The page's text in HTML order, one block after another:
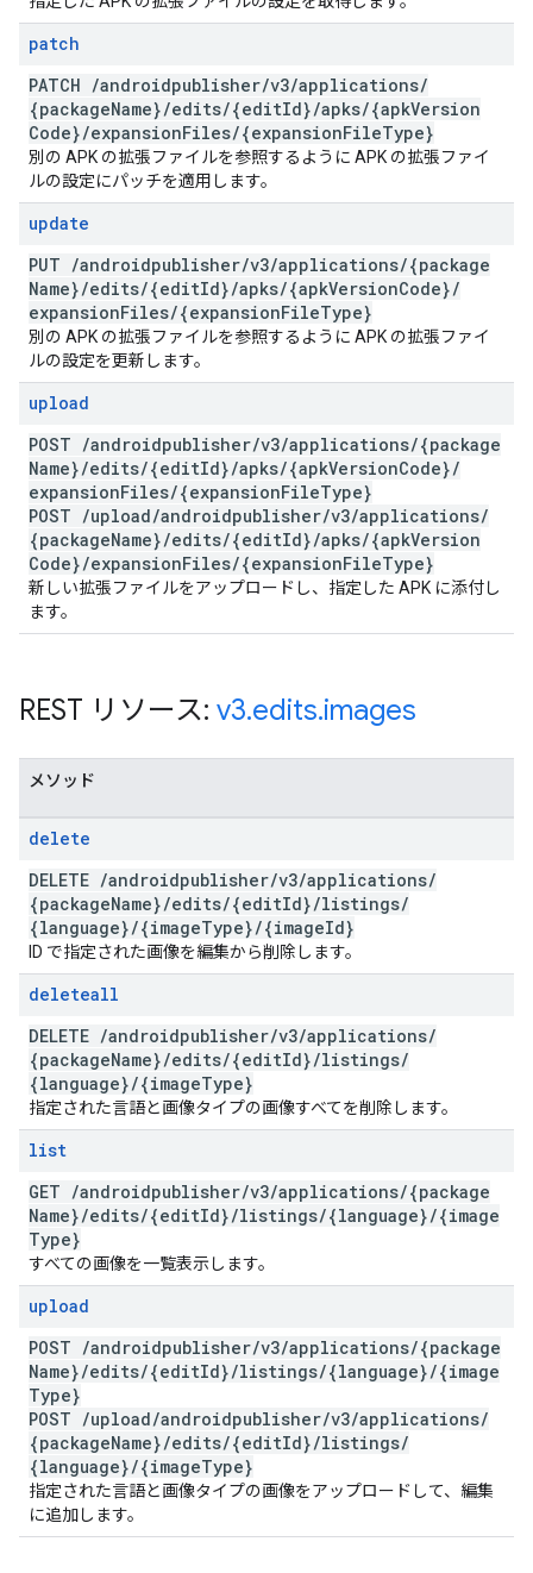
patch
PATCH /androidpublisher/v3/applications/
{packageName}/edits/{editId}/apks/{apkVersion
Code}/expansionFiles/{expansionFileType}
別の APK の拡張ファイルを参照するように APK の拡張ファイ
ルの設定にパッチを適用します。
update
PUT /androidpublisher/v3/applications/{package
Name}/edits/{editId}/apks/{apkVersionCode}/
expansionFiles/{expansionFileType}
別の APK の拡張ファイルを参照するように APK の拡張ファイ
ルの設定を更新します。
upload
POST /androidpublisher/v3/applications/{package
Name}/edits/{editId}/apks/{apkVersionCode}/
expansionFiles/{expansionFileType}
POST /upload/androidpublisher/v3/applications/
{packageName}/edits/{editId}/apks/{apkVersion
Code}/expansionFiles/{expansionFileType}
新しい拡張ファイルをアップロードし、指定した APK に添付し
ます。
REST リソース: v3.edits.images
メソッド
delete
DELETE /androidpublisher/v3/applications/
{packageName}/edits/{editId}/listings/
{language}/{imageType}/{imageId}
ID で指定された画像を編集から削除します。
deleteall
DELETE /androidpublisher/v3/applications/
{packageName}/edits/{editId}/listings/
{language}/{imageType}
指定された言語と画像タイプの画像すべてを削除します。
list
GET /androidpublisher/v3/applications/{package
Name}/edits/{editId}/listings/{language}/{image
Type}
すべての画像を一覧表示します。
upload
POST /androidpublisher/v3/applications/{package
Name}/edits/{editId}/listings/{language}/{image
Type}
POST /upload/androidpublisher/v3/applications/
{packageName}/edits/{editId}/listings/
{language}/{imageType}
指定された言語と画像タイプの画像をアップロードして、編集
に追加します。